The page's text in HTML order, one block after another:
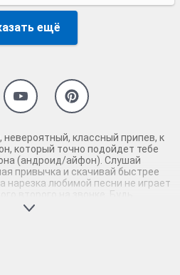
ещё
невероятный, классный припев, к
который точно подойдет тебе
(андроид/айфон). Слушай
привычка и скачивай быстрее
нарезка любимой песни не играет
второго на звонке. Будь
сей шедевр музыки и оценит
телефона, ну, или m4r мелодию